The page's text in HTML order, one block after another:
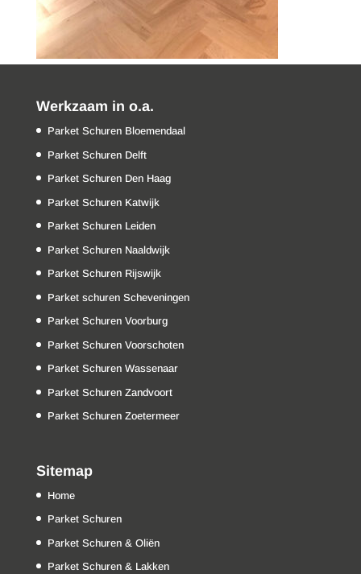
Werkzaam in o.a.
Parket Schuren Bloemendaal
Parket Schuren Delft
Parket Schuren Den Haag
Parket Schuren Katwijk
Parket Schuren Leiden
Parket Schuren Naaldwijk
Parket Schuren Rijswijk
Parket schuren Scheveningen
Parket Schuren Voorburg
Parket Schuren Voorschoten
Parket Schuren Wassenaar
Parket Schuren Zandvoort
Parket Schuren Zoetermeer
Sitemap
Home
Parket Schuren
Parket Schuren & Oliën
Parket Schuren & Lakken